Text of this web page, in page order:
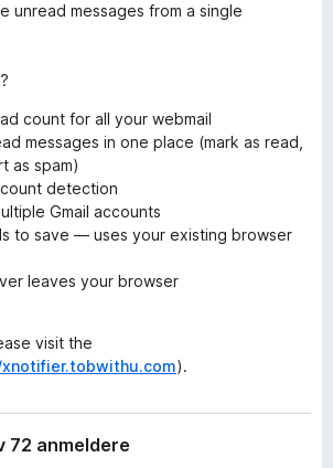
unread messages from a single
count for all your webmail
messages in one place (mark as read,
as spam)
detection
Gmail accounts
to save — uses your existing browser
leaves your browser
visit the
).
72 anmeldere